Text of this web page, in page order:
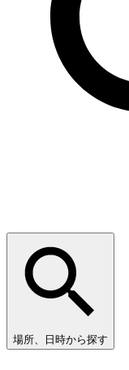
場所、日時から探す